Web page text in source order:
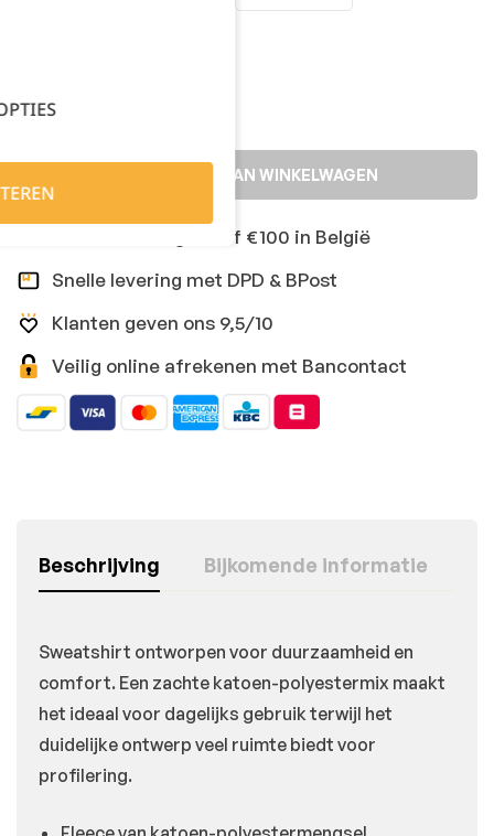
TOEVOEGEN AAN WINKELWAGEN
Gratis levering vanaf €100 in België
Snelle levering met DPD & BPost
Klanten geven ons 9,5/10
Veilig online afrekenen met Bancontact
Beschrijving Bijkomende informatie
Sweatshirt ontworpen voor duurzaamheid en
comfort. Een zachte katoen-polyestermix maakt
het ideaal voor dagelijks gebruik terwijl het
duidelijke ontwerp veel ruimte biedt voor
profilering.